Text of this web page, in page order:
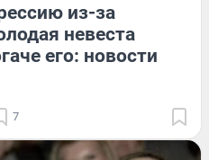
из-за
невеста
его: новости
7